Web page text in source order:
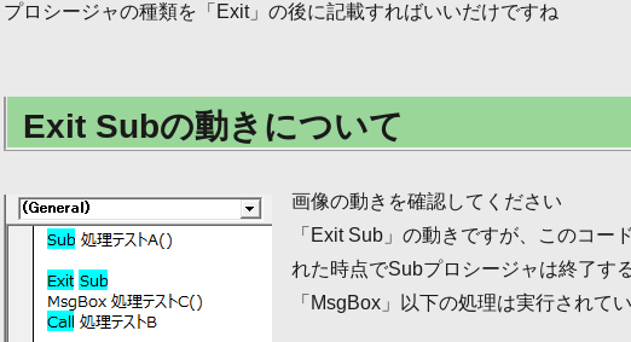
プロシージャの種類を「Exit」の後に記載すればいいだけですね
Exit Subの動きについて
画像の動きを確認してください
「Exit Sub」の動きですが、このコー
れた時点でSubプロシージャは終了す
「MsgBox」以下の処理は実行されて